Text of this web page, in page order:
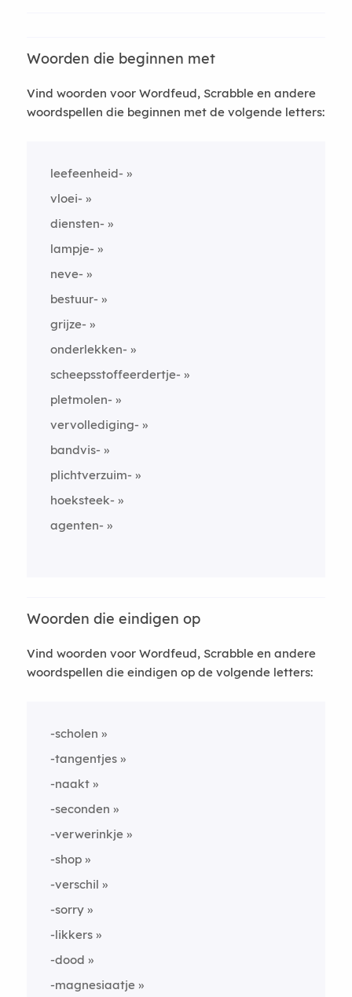
Woorden die beginnen met
Vind woorden voor Wordfeud, Scrabble en andere
woordspellen die beginnen met de volgende letters:
leefeenheid-
vloei-
diensten-
lampje-
neve-
bestuur-
grijze-
onderlekken-
scheepsstoffeerdertje-
pletmolen-
vervollediging-
bandvis-
plichtverzuim-
hoeksteek-
agenten-
Woorden die eindigen op
Vind woorden voor Wordfeud, Scrabble en andere
woordspellen die eindigen op de volgende letters:
-scholen
-tangentjes
-naakt
-seconden
-verwerinkje
-shop
-verschil
-sorry
-likkers
-dood
-magnesiaatje